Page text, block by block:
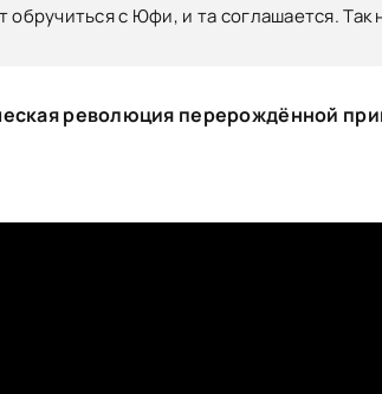
обручиться с Юфи, и та соглашается.
революция перерождённой